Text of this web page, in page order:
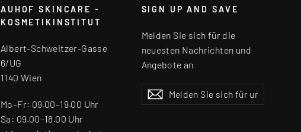
AUHOF SKINCARE -
KOSMETIKINSTITUT
Albert-Schweitzer-Gasse
6/UG
1140 Wien
Mo–Fr: 09.00–19.00 Uhr
Sa: 09.00–18.00 Uhr
SIGN UP AND SAVE
Melden Sie sich für die
neuesten Nachrichten und
Angebote an
Melden
Sie
Abonnieren
Abonnieren